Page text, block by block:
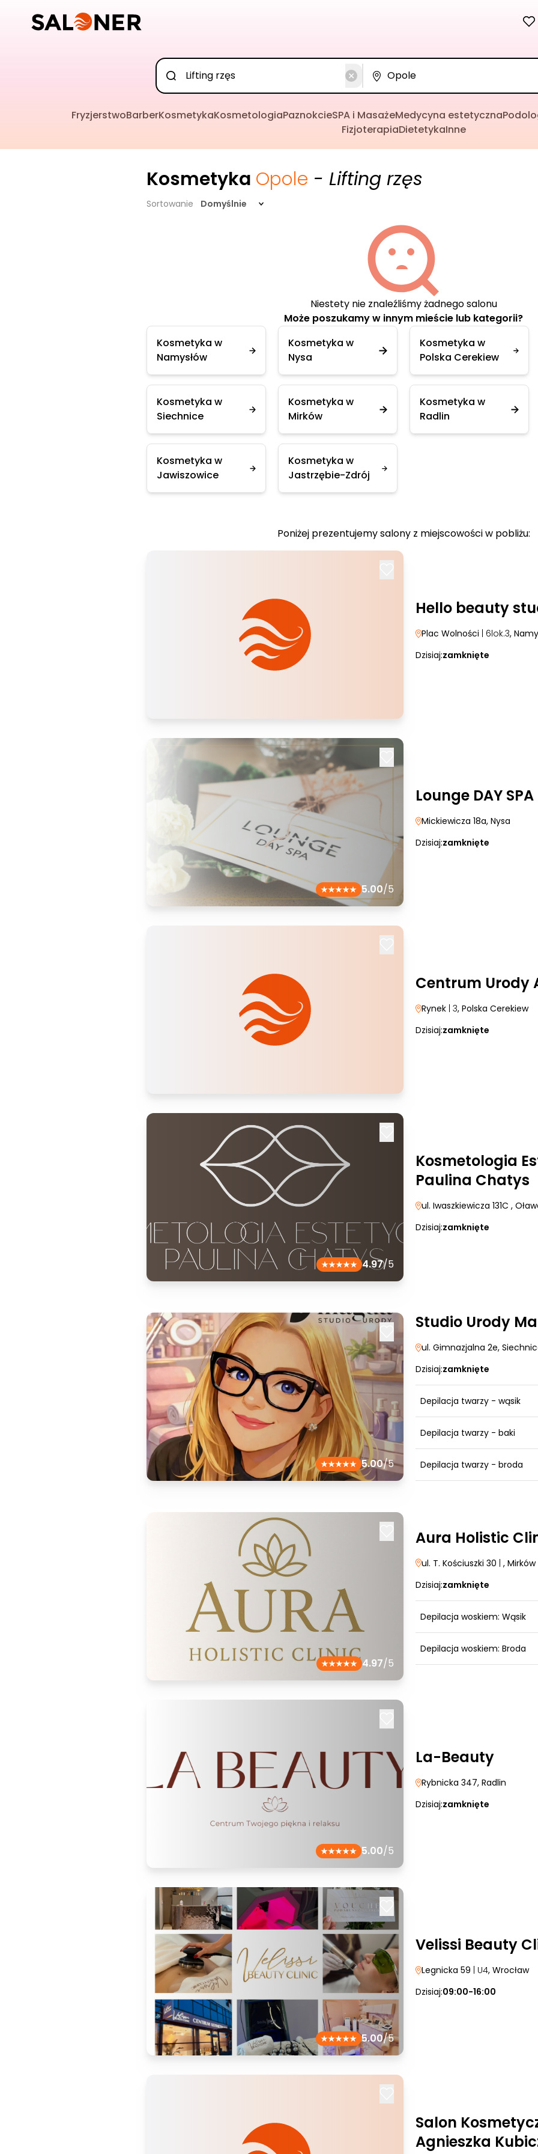
FryzjerstwoBarberKosmetykaKosmetologiaPaznokcieSPA i MasażeMedycyna estetyczna
FizjoterapiaDietetykaInne
Kosmetyka Opole - Lifting rzęs
Sortowanie Domyślnie
Niestety nie znaleźliśmy żadnego salonu
Może poszukamy w innym mieście lub kategorii?
Kosmetyka w
Namysłów
Kosmetyka w
Nysa
Kosmetyka w
Polska Cerekiew
Kosmetyka w
Siechnice
Kosmetyka w
Mirków
Kosmetyka w
Radlin
Kosmetyka w
Jawiszowice
Kosmetyka w
Jastrzębie-Zdrój
Poniżej prezentujemy salony z miejscowości w pobliżu:
Hello beauty
Plac Wolności | 6lok.3,
Dzisiaj:zamknięte
5.00/5
Lounge DAY SPA
Mickiewicza 18a, Nysa
Dzisiaj:zamknięte
Centrum Urody
Rynek | 3, Polska Cerekiew
Dzisiaj:zamknięte
4.97/5
Kosmetologia
Paulina Chatys
ul. Iwaszkiewicza 131C ,
Dzisiaj:zamknięte
5.00/5
Studio Urody
ul. Gimnazjalna 2e,
Dzisiaj:zamknięte
Depilacja twarzy - wąsik
Depilacja twarzy - baki
Depilacja twarzy - broda
4.97/5
Aura Holistic
ul. T. Kościuszki 30 | , Mirków
Dzisiaj:zamknięte
Depilacja woskiem: Wąsik
Depilacja woskiem: Broda
5.00/5
La-Beauty
Rybnicka 347, Radlin
Dzisiaj:zamknięte
5.00/5
Velissi Beauty
Legnicka 59 | U4, Wrocław
Dzisiaj:09:00-16:00
Salon
Agnieszka